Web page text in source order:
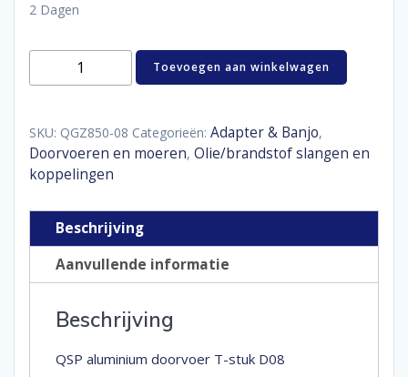
2 Dagen
Aluminum
bulkhead
D08
aantal
Toevoegen aan winkelwagen
SKU: QGZ850-08 Categorieën: Adapter & Banjo,
Doorvoeren en moeren, Olie/brandstof slangen en
koppelingen
Beschrijving
Aanvullende informatie
Beschrijving
QSP aluminium doorvoer T-stuk D08